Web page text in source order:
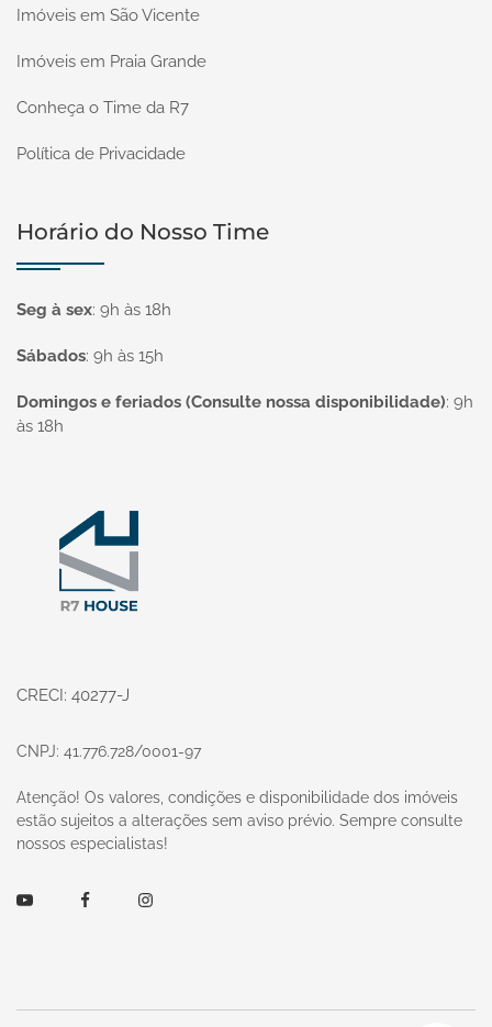
Imóveis em São Vicente
Imóveis em Praia Grande
Conheça o Time da R7
Política de Privacidade
Horário do Nosso Time
Seg à sex: 9h às 18h
Sábados: 9h às 15h
Domingos e feriados (Consulte nossa disponibilidade): 9h
às 18h
CRECI: 40277-J
CNPJ: 41.776.728/0001-97
Atenção! Os valores, condições e disponibilidade dos imóveis
estão sujeitos a alterações sem aviso prévio. Sempre consulte
nossos especialistas!
Youtube FacebookInstagram